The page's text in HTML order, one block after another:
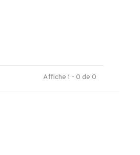
Affiche 1 - 0 de 0